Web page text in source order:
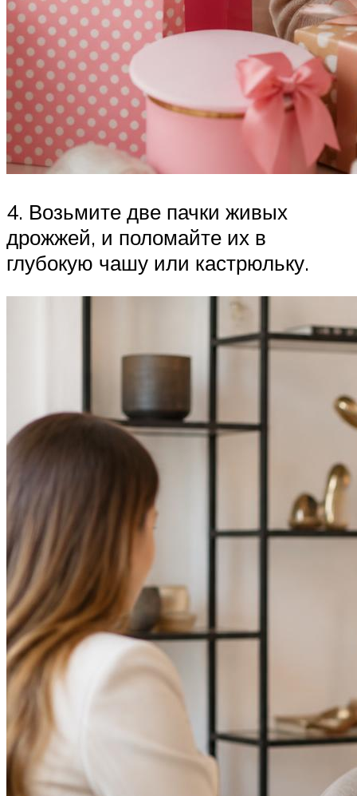
4. Возьмите две пачки живых
дрожжей, и поломайте их в
глубокую чашу или кастрюльку.